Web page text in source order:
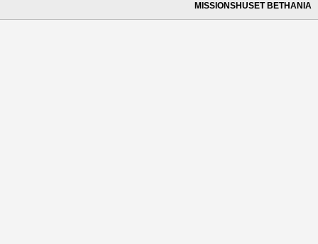
MISSIONSHUSET